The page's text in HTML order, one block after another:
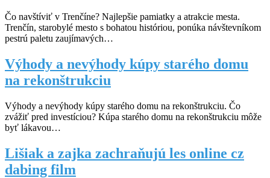
Čo navštíviť v Trenčíne? Najlepšie pamiatky a atrakcie mesta.
Trenčín, starobylé mesto s bohatou históriou, ponúka návštevníkom
pestrú paletu zaujímavých…
Výhody a nevýhody kúpy starého domu
na rekonštrukciu
Výhody a nevýhody kúpy starého domu na rekonštrukciu. Čo
zvážiť pred investíciou? Kúpa starého domu na rekonštrukciu môže
byť lákavou…
Lišiak a zajka zachraňujú les online cz
dabing film